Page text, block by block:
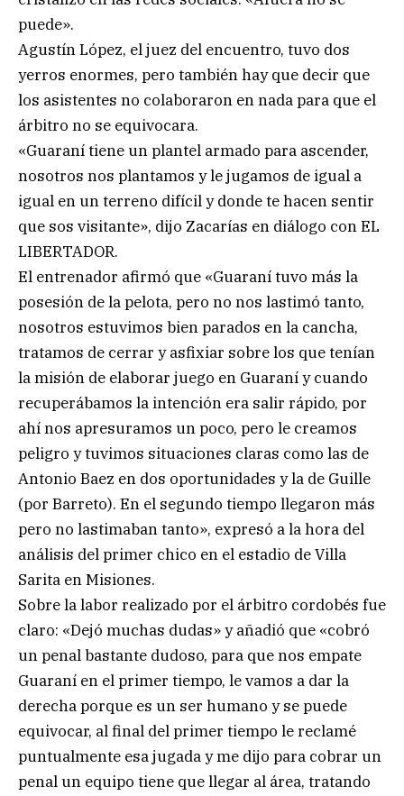
puede».
Agustín López, el juez del encuentro, tuvo dos
yerros enormes, pero también hay que decir que
los asistentes no colaboraron en nada para que el
árbitro no se equivocara.
«Guaraní tiene un plantel armado para ascender,
nosotros nos plantamos y le jugamos de igual a
igual en un terreno difícil y donde te hacen sentir
que sos visitante», dijo Zacarías en diálogo con EL
LIBERTADOR.
El entrenador afirmó que «Guaraní tuvo más la
posesión de la pelota, pero no nos lastimó tanto,
nosotros estuvimos bien parados en la cancha,
tratamos de cerrar y asfixiar sobre los que tenían
la misión de elaborar juego en Guaraní y cuando
recuperábamos la intención era salir rápido, por
ahí nos apresuramos un poco, pero le creamos
peligro y tuvimos situaciones claras como las de
Antonio Baez en dos oportunidades y la de Guille
(por Barreto). En el segundo tiempo llegaron más
pero no lastimaban tanto», expresó a la hora del
análisis del primer chico en el estadio de Villa
Sarita en Misiones.
Sobre la labor realizado por el árbitro cordobés fue
claro: «Dejó muchas dudas» y añadió que «cobró
un penal bastante dudoso, para que nos empate
Guaraní en el primer tiempo, le vamos a dar la
derecha porque es un ser humano y se puede
equivocar, al final del primer tiempo le reclamé
puntualmente esa jugada y me dijo para cobrar un
penal un equipo tiene que llegar al área, tratando